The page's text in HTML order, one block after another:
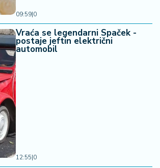
09:59|0
Vraća se legendarni Spaček -
postaje jeftin električni
automobil
12:55|0